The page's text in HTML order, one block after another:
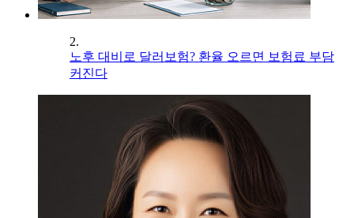
2.
노후 대비로 달러보험? 환율 오르면 보험료 부담
커진다